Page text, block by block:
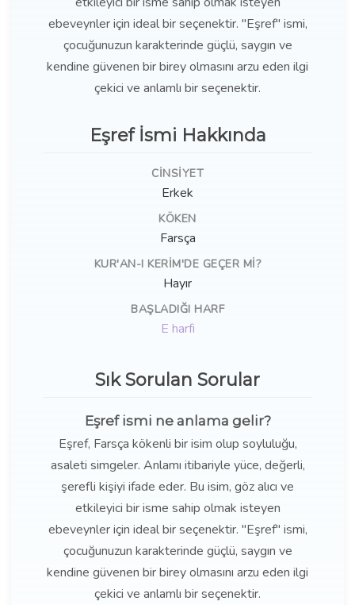
ebeveynler için ideal bir seçenektir. "Eşref" ismi,
çocuğunuzun karakterinde güçlü, saygın ve
kendine güvenen bir birey olmasını arzu eden ilgi
çekici ve anlamlı bir seçenektir.
Eşref İsmi Hakkında
CINSIYET
Erkek
KÖKEN
Farsça
KUR'AN-I KERIM'DE GEÇER MI?
Hayır
BAŞLADIĞI HARF
E harfi
Sık Sorulan Sorular
Eşref ismi ne anlama gelir?
Eşref, Farsça kökenli bir isim olup soyluluğu,
asaleti simgeler. Anlamı itibariyle yüce, değerli,
şerefli kişiyi ifade eder. Bu isim, göz alıcı ve
etkileyici bir isme sahip olmak isteyen
ebeveynler için ideal bir seçenektir. "Eşref" ismi,
çocuğunuzun karakterinde güçlü, saygın ve
kendine güvenen bir birey olmasını arzu eden ilgi
çekici ve anlamlı bir seçenektir.